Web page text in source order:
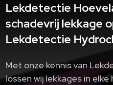
Lekdetectie
schadevrij lekkage
Lekdetectie
Met onze kennis van
lossen wij lekkages in elke